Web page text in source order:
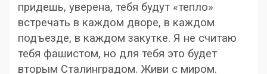
придешь, уверена, тебя будут «тепло»
встречать в каждом дворе, в каждом
подъезде, в каждом закутке. Я не считаю
тебя фашистом, но для тебя это будет
вторым Сталинградом. Живи с миром.